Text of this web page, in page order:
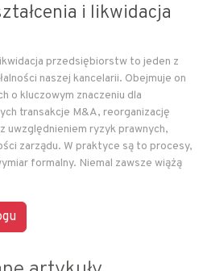
i likwidacja
przedsiębiorstw to jeden z
naszej kancelarii. Obejmuje on
o kluczowym znaczeniu dla
transakcje M&A, reorganizację
uwzględnieniem ryzyk prawnych,
zarządu. W praktyce są to procesy,
formalny. Niemal zawsze wiążą